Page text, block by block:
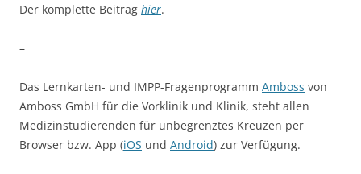
Der komplette Beitrag hier.
–
Das Lernkarten- und IMPP-Fragenprogramm Amboss von
Amboss GmbH für die Vorklinik und Klinik, steht allen
Medizinstudierenden für unbegrenztes Kreuzen per
Browser bzw. App (iOS und Android) zur Verfügung.